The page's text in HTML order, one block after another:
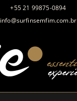
+55 21 99875-0894
info@surfinsemfim.com.br